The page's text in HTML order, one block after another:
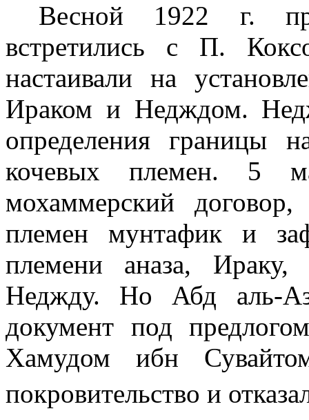
Весной 1922 г.
встретились с П.
настаивали на
Ираком и Недждом.
определения гра­ницы
кочевых племен. 5
мохаммерский
племен мунтафик и
племени аназа,
Неджду. Но Абд аль-
документ под
Хамудом ибн
покровительство и